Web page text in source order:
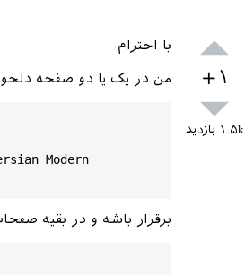
+۱
۱.۵k بازدید
با احترام
من در یک یا دو صفحه
Modern
برقرار باشه و در بقیه